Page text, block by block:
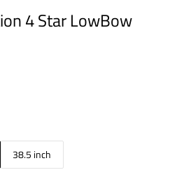
4 Star LowBow
38.5 inch